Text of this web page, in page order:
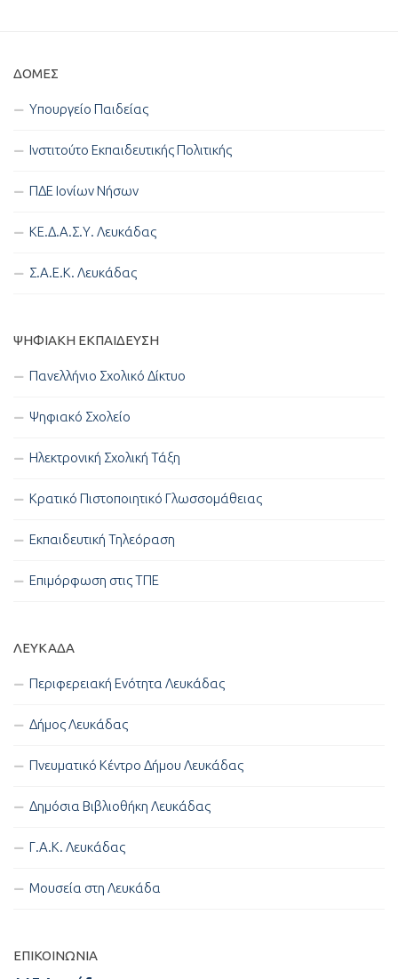
ΔΟΜΈΣ
Υπουργείο Παιδείας
Ινστιτούτο Εκπαιδευτικής Πολιτικής
ΠΔΕ Ιονίων Νήσων
ΚΕ.Δ.Α.Σ.Υ. Λευκάδας
Σ.Α.Ε.Κ. Λευκάδας
ΨΗΦΙΑΚΉ ΕΚΠΑΊΔΕΥΣΗ
Πανελλήνιο Σχολικό Δίκτυο
Ψηφιακό Σχολείο
Ηλεκτρονική Σχολική Τάξη
Κρατικό Πιστοποιητικό Γλωσσομάθειας
Εκπαιδευτική Τηλεόραση
Επιμόρφωση στις ΤΠΕ
ΛΕΥΚΑΔΑ
Περιφερειακή Ενότητα Λευκάδας
Δήμος Λευκάδας
Πνευματικό Κέντρο Δήμου Λευκάδας
Δημόσια Βιβλιοθήκη Λευκάδας
Γ.Α.Κ. Λευκάδας
Μουσεία στη Λευκάδα
ΕΠΙΚΟΙΝΩΝΊΑ